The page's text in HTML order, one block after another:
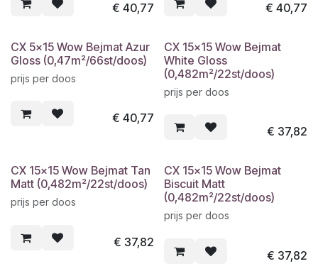
€ 40,77 € 40,77
CX 5x15 Wow Bejmat Azur
Gloss (0,47m²/66st/doos)
prijs per doos
€ 40,77
CX 15x15 Wow Bejmat
White Gloss
(0,482m²/22st/doos)
prijs per doos
€ 37,82
CX 15x15 Wow Bejmat Tan
Matt (0,482m²/22st/doos)
prijs per doos
€ 37,82
CX 15x15 Wow Bejmat
Biscuit Matt
(0,482m²/22st/doos)
prijs per doos
€ 37,82